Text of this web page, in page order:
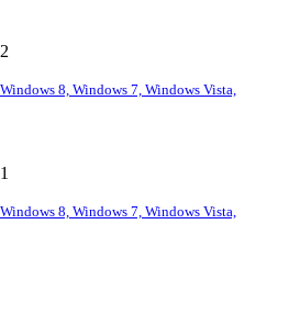
8, Windows 7, Windows Vista,
8, Windows 7, Windows Vista,